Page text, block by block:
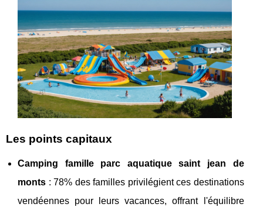
Les points capitaux
Camping famille parc aquatique saint jean de
monts : 78% des familles privilégient ces destinations
vendéennes pour leurs vacances, offrant l'équilibre